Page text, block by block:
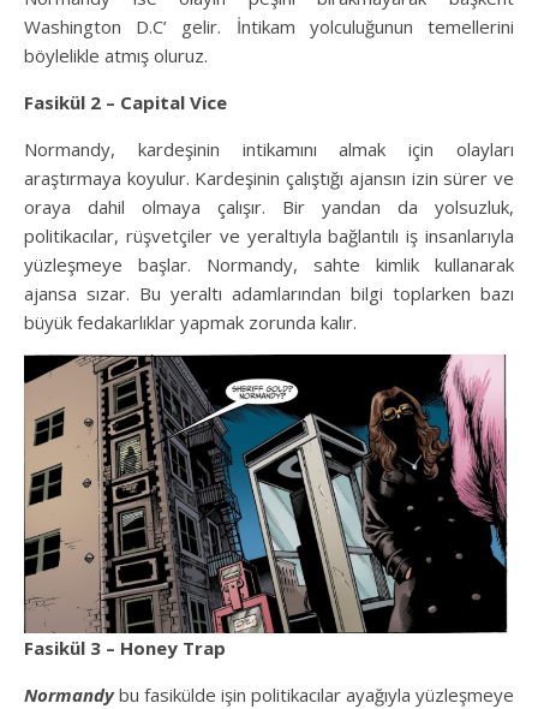
Washington D.C’ gelir. İntikam yolculuğunun temellerini
böylelikle atmış oluruz.
Fasikül 2 – Capital Vice
Normandy, kardeşinin intikamını almak için olayları
araştırmaya koyulur. Kardeşinin çalıştığı ajansın izin sürer ve
oraya dahil olmaya çalışır. Bir yandan da yolsuzluk,
politikacılar, rüşvetçiler ve yeraltıyla bağlantılı iş insanlarıyla
yüzleşmeye başlar. Normandy, sahte kimlik kullanarak
ajansa sızar. Bu yeraltı adamlarından bilgi toplarken bazı
büyük fedakarlıklar yapmak zorunda kalır.
Fasikül 3 – Honey Trap
Normandybu fasikülde işin politikacılar ayağıyla yüzleşmeye